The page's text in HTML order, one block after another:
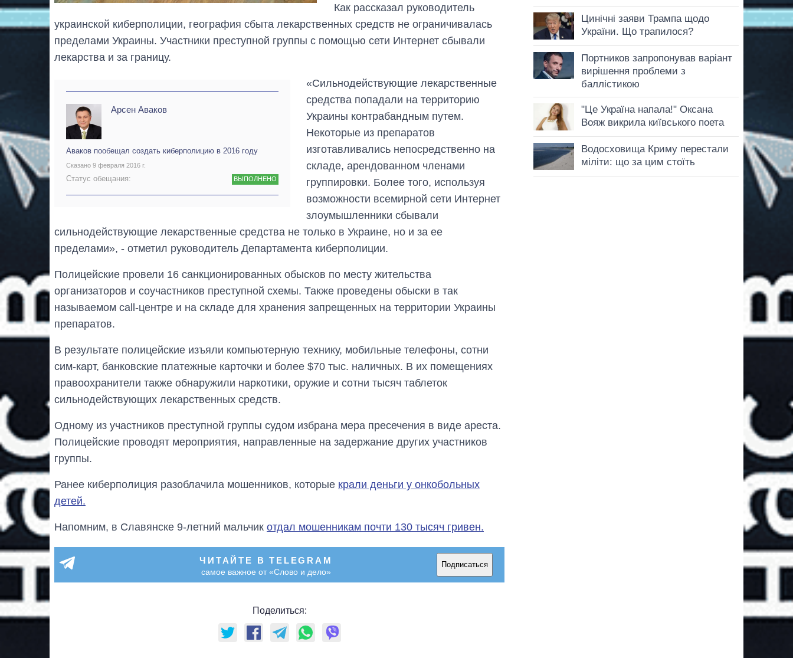
Как рассказал руководитель
украинской киберполиции, география сбыта лекарственных средств не ограничивалась
пределами Украины. Участники преступной группы с помощью сети Интернет сбывали
лекарства и за границу.
Арсен Аваков
Аваков пообещал создать киберполицию в 2016 году
Сказано 9 февраля 2016 г.
Статус обещания: ВЫПОЛНЕНО
«Сильнодействующие лекарственные
средства попадали на территорию
Украины контрабандным путем.
Некоторые из препаратов
изготавливались непосредственно на
складе, арендованном членами
группировки. Более того, используя
возможности всемирной сети Интернет
злоумышленники сбывали
сильнодействующие лекарственные средства не только в Украине, но и за ее
пределами», - отметил руководитель Департамента киберполиции.
Полицейские провели 16 санкционированных обысков по месту жительства
организаторов и соучастников преступной схемы. Также проведены обыски в так
называемом call-центре и на складе для хранения запрещенных на территории Украины
препаратов.
В результате полицейские изъяли компьютерную технику, мобильные телефоны, сотни
сим-карт, банковские платежные карточки и более $70 тыс. наличных. В их помещениях
правоохранители также обнаружили наркотики, оружие и сотни тысяч таблеток
сильнодействующих лекарственных средств.
Одному из участников преступной группы судом избрана мера пресечения в виде ареста.
Полицейские проводят мероприятия, направленные на задержание других участников
группы.
Ранее киберполиция разоблачила мошенников, которые крали деньги у онкобольных
детей.
Напомним, в Славянске 9-летний мальчик отдал мошенникам почти 130 тысяч гривен.
ЧИТАЙТЕ В TELEGRAM
самое важное от «Слово и дело»
Подписаться
Поделиться: